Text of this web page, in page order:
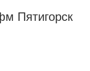
Пятигорск